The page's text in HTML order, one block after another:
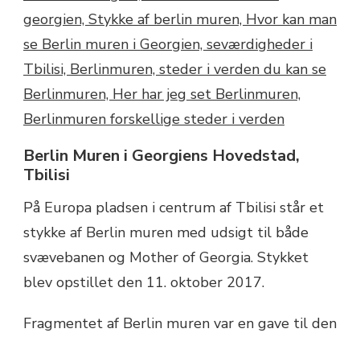
Berlin Muren i Georgiens Hovedstad,
Tbilisi
På Europa pladsen i centrum af Tbilisi står et
stykke af Berlin muren med udsigt til både
svævebanen og Mother of Georgia. Stykket
blev opstillet den 11. oktober 2017.
Fragmentet af Berlin muren var en gave til den